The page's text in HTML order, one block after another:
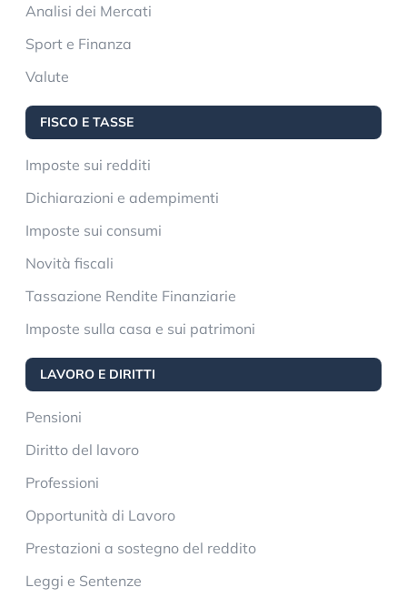
Analisi dei Mercati
Sport e Finanza
Valute
FISCO E TASSE
Imposte sui redditi
Dichiarazioni e adempimenti
Imposte sui consumi
Novità fiscali
Tassazione Rendite Finanziarie
Imposte sulla casa e sui patrimoni
LAVORO E DIRITTI
Pensioni
Diritto del lavoro
Professioni
Opportunità di Lavoro
Prestazioni a sostegno del reddito
Leggi e Sentenze